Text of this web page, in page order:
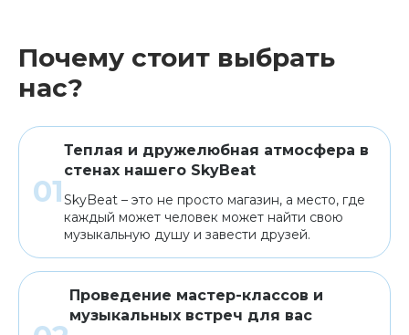
Почему стоит выбрать
нас?
Теплая и дружелюбная атмосфера в
стенах нашего SkyBeat
SkyBeat – это не просто магазин, а место, где
каждый может человек может найти свою
музыкальную душу и завести друзей.
Проведение мастер-классов и
музыкальных встреч для вас